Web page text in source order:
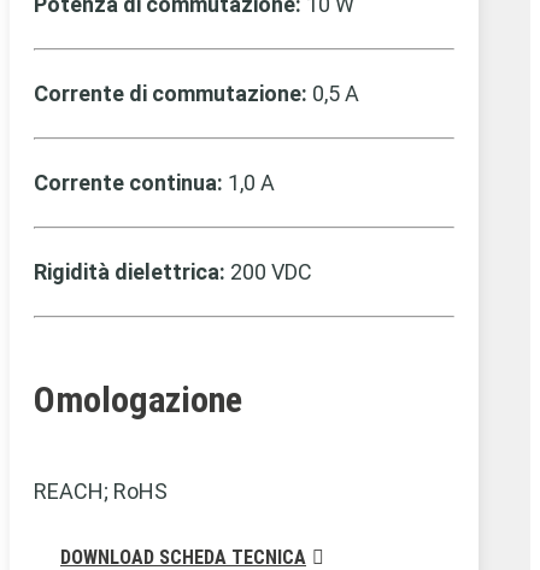
Corrente di commutazione: 0,5 A
Corrente continua: 1,0 A
Rigidità dielettrica: 200 VDC
Omologazione
REACH; RoHS
DOWNLOAD SCHEDA TECNICA